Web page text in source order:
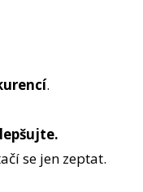
.
se jen zeptat.